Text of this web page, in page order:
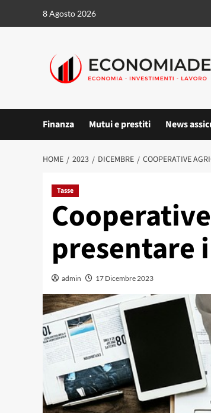
8 Agosto 2026
Finanza Mutui e prestiti News
HOME 2023 DICEMBRE COOPERATIVE
Tasse
presentare
admin 17 Dicembre 2023